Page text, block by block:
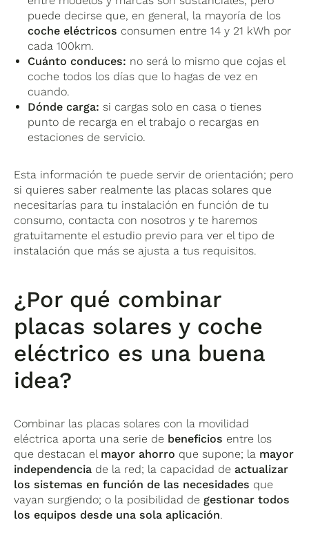
puede decirse que, en general, la mayoría de los
coche eléctricos consumen entre 14 y 21 kWh por
cada 100km.
Cuánto conduces: no será lo mismo que cojas el
coche todos los días que lo hagas de vez en
cuando.
Dónde carga: si cargas solo en casa o tienes
punto de recarga en el trabajo o recargas en
estaciones de servicio.
Esta información te puede servir de orientación; pero
si quieres saber realmente las placas solares que
necesitarías para tu instalación en función de tu
consumo, contacta con nosotros y te haremos
gratuitamente el estudio previo para ver el tipo de
instalación que más se ajusta a tus requisitos.
¿Por qué combinar
placas solares y coche
eléctrico es una buena
idea?
Combinar las placas solares con la movilidad
eléctrica aporta una serie de beneficios entre los
que destacan el mayor ahorro que supone; la mayor
independencia de la red; la capacidad de actualizar
los sistemas en función de las necesidades que
vayan surgiendo; o la posibilidad de gestionar todos
los equipos desde una sola aplicación.